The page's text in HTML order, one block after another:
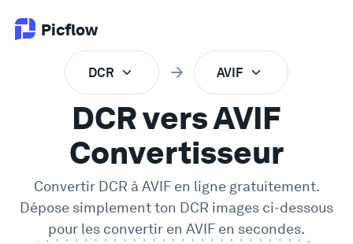
Picflow
Validation en Ligne
Galerie Client
Logiciel DAM
DCR AVIF
DCR vers AVIF
Convertisseur
Convertir DCR àAVIFen ligne gratuitement.
Dépose simplement ton DCR images ci-dessous
pour les convertir en AVIF en secondes.